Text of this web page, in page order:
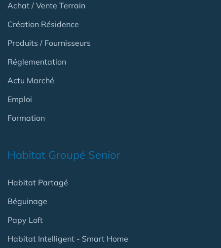
Achat / Vente Terrain
Création Résidence
Produits / Fournisseurs
Réglementation
Actu Marché
Emploi
Formation
Habitat Groupé Senior
Habitat Partagé
Béguinage
Papy Loft
Habitat Intelligent - Smart Home